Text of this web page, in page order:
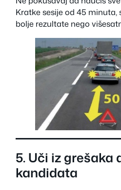
Kratke sesije od 45 minuta,
bolje rezultate nego
5. Uči iz grešaka
kandidata